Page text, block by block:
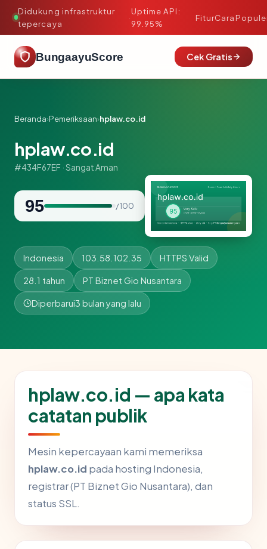
Didukung infrastruktur
tepercaya
·
Uptime API:
99.95%
FiturCara
BungaayuScore Cek Gratis
Beranda›Pemeriksaan›hplaw.co.id
hplaw.co.id
#434F67EF · Sangat Aman
95 / 100
Indonesia 103.58.102.35 HTTPS Valid
28.1 tahun PT Biznet Gio Nusantara
Diperbarui3 bulan yang lalu
hplaw.co.id — apa kata
catatan publik
Mesin kepercayaan kami memeriksa
hplaw.co.id pada hosting Indonesia,
registrar (PT Biznet Gio Nusantara), dan
status SSL.